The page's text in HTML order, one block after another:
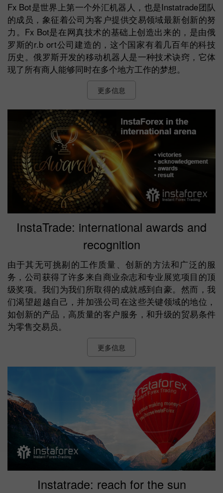
Fx Bot是世界上第一个外汇机器人，也是Instatrade团队
的成员，象征着公司为客户提供交易领域最新创新的努
力。Fx Bot是在网真技术的基础上创造出来的，是由俄
罗斯的r.b ort公司建造的，这个国家有着几百年的科技
历史。俄罗斯开发的移动机器人是一种技术诀窍，它体
现了所有商人能够同时在多个地方工作的梦想。
更多信息
InstaTrade: international awards and
recognition
由于其无可挑剔的工作质量、创新的方法和广泛的服
务，公司获得了许多来自商业杂志和专业展览项目的顶
级奖项。我们为我们所取得的成就感到自豪。然而，我
们渴望超越自己，并加强公司在这些关键领域的地位，
如创新的产品，高质量的客户服务，和升级的贸易条件
为零售交易员。
更多信息
Instatrade: reach for the sun